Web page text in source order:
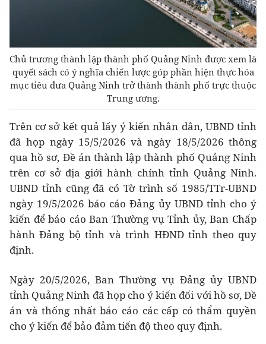
Chủ trương thành lập thành phố Quảng Ninh được xem là
quyết sách có ý nghĩa chiến lược góp phần hiện thực hóa
mục tiêu đưa Quảng Ninh trở thành thành phố trực thuộc
Trung ương.
Trên cơ sở kết quả lấy ý kiến nhân dân, UBND tỉnh
đã họp ngày 15/5/2026 và ngày 18/5/2026 thông
qua hồ sơ, Đề án thành lập thành phố Quảng Ninh
trên cơ sở địa giới hành chính tỉnh Quảng Ninh.
UBND tỉnh cũng đã có Tờ trình số 1985/TTr-UBND
ngày 19/5/2026 báo cáo Đảng ủy UBND tỉnh cho ý
kiến để báo cáo Ban Thường vụ Tỉnh ủy, Ban Chấp
hành Đảng bộ tỉnh và trình HĐND tỉnh theo quy
định.
Ngày 20/5/2026, Ban Thường vụ Đảng ủy UBND
tỉnh Quảng Ninh đã họp cho ý kiến đối với hồ sơ, Đề
án và thống nhất báo cáo các cấp có thẩm quyền
cho ý kiến để bảo đảm tiến độ theo quy định.